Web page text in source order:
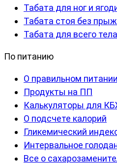
Табата для ног и
Табата стоя без
Табата для всего
По питанию
О правильном питании
Продукты на ПП
Калькуляторы для
О подсчете калорий
Гликемический
Интервальное
Все о